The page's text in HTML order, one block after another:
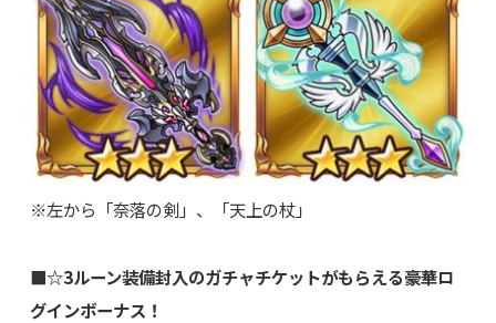
※左から「奈落の剣」、「天上の杖」
■☆3ルーン装備封入のガチャチケットがもらえる豪華ロ
グインボーナス！